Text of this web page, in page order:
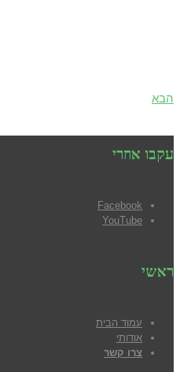
הבא
עקבו אחרי
Facebook
YouTube
ראשי
עמוד הבית
אודותי
צרו קשר